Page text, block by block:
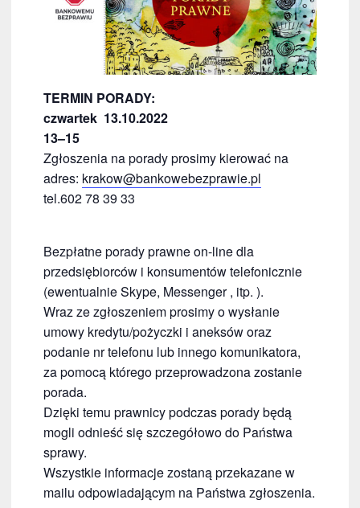
TERMIN PORADY:
czwartek 13.10.2022
13–15
Zgłoszenia na porady prosimy kierować na
adres: krakow@bankowebezprawie.pl
tel.602 78 39 33
Bezpłatne porady prawne on-line dla
przedsiębiorców i konsumentów telefonicznie
(ewentualnie Skype, Messenger , itp. ).
Wraz ze zgłoszeniem prosimy o wysłanie
umowy kredytu/pożyczki i aneksów oraz
podanie nr telefonu lub innego komunikatora,
za pomocą którego przeprowadzona zostanie
porada.
Dzięki temu prawnicy podczas porady będą
mogli odnieść się szczegółowo do Państwa
sprawy.
Wszystkie informacje zostaną przekazane w
mailu odpowiadającym na Państwa zgłoszenia.